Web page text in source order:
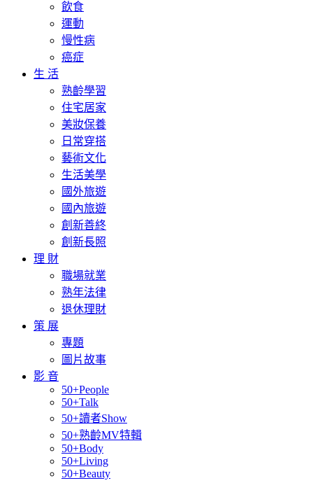
飲食
運動
慢性病
癌症
生 活
熟齡學習
住宅居家
美妝保養
日常穿搭
藝術文化
生活美學
國外旅遊
國內旅遊
創新善終
創新長照
理 財
職場就業
熟年法律
退休理財
策 展
專題
圖片故事
影 音
50+People
50+Talk
50+讀者Show
50+熟齡MV特輯
50+Body
50+Living
50+Beauty